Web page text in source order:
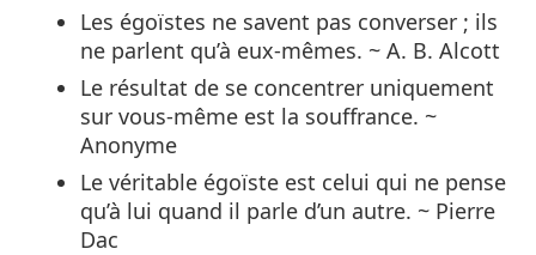
Les égoïstes ne savent pas converser ; ils
ne parlent qu’à eux-mêmes. ~ A. B. Alcott
Le résultat de se concentrer uniquement
sur vous-même est la souffrance. ~
Anonyme
Le véritable égoïste est celui qui ne pense
qu’à lui quand il parle d’un autre. ~ Pierre
Dac